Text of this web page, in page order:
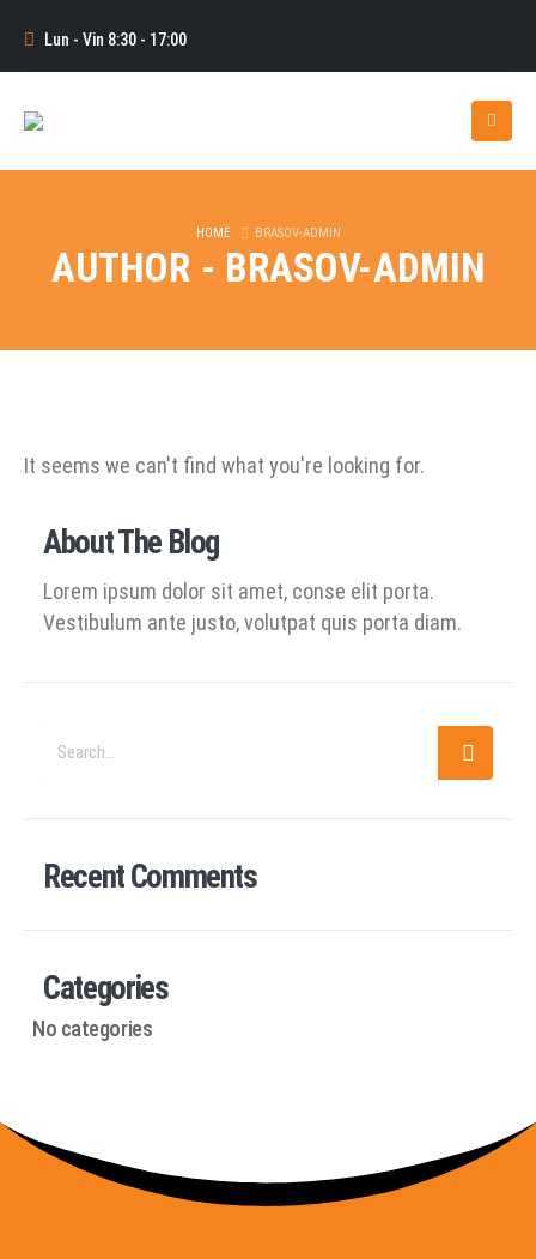
Lun - Vin 8:30 - 17:00
HOME BRASOV-ADMIN
AUTHOR - BRASOV-ADMIN
It seems we can't find what you're looking for.
About The Blog
Lorem ipsum dolor sit amet, conse elit porta.
Vestibulum ante justo, volutpat quis porta diam.
Recent Comments
Categories
No categories